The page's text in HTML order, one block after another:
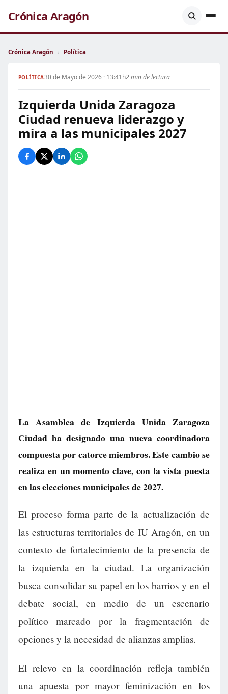
Crónica Aragón
Crónica Aragón › Política
POLÍTICA30 de Mayo de 2026 · 13:41h2 min de lectura
Izquierda Unida Zaragoza
Ciudad renueva liderazgo y
mira a las municipales 2027
La Asamblea de Izquierda Unida Zaragoza
Ciudad ha designado una nueva coordinadora
compuesta por catorce miembros. Este cambio se
realiza en un momento clave, con la vista puesta
en las elecciones municipales de 2027.
El proceso forma parte de la actualización de
las estructuras territoriales de IU Aragón, en un
contexto de fortalecimiento de la presencia de
la izquierda en la ciudad. La organización
busca consolidar su papel en los barrios y en el
debate social, en medio de un escenario
político marcado por la fragmentación de
opciones y la necesidad de alianzas amplias.
El relevo en la coordinación refleja también
una apuesta por mayor feminización en los